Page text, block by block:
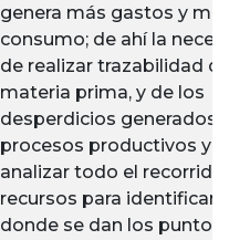
genera más gastos y
consumo; de ahí la
de realizar trazabilidad
materia prima, y de los
desperdicios generados
procesos productivos y
analizar todo el recorrido
recursos para identificar
donde se dan los puntos